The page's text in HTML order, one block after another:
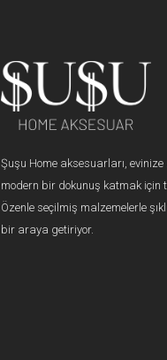
Şuşu Home aksesuarları,
modern bir dokunuş katmak için
Özenle seçilmiş malzemelerle
bir araya getiriyor.